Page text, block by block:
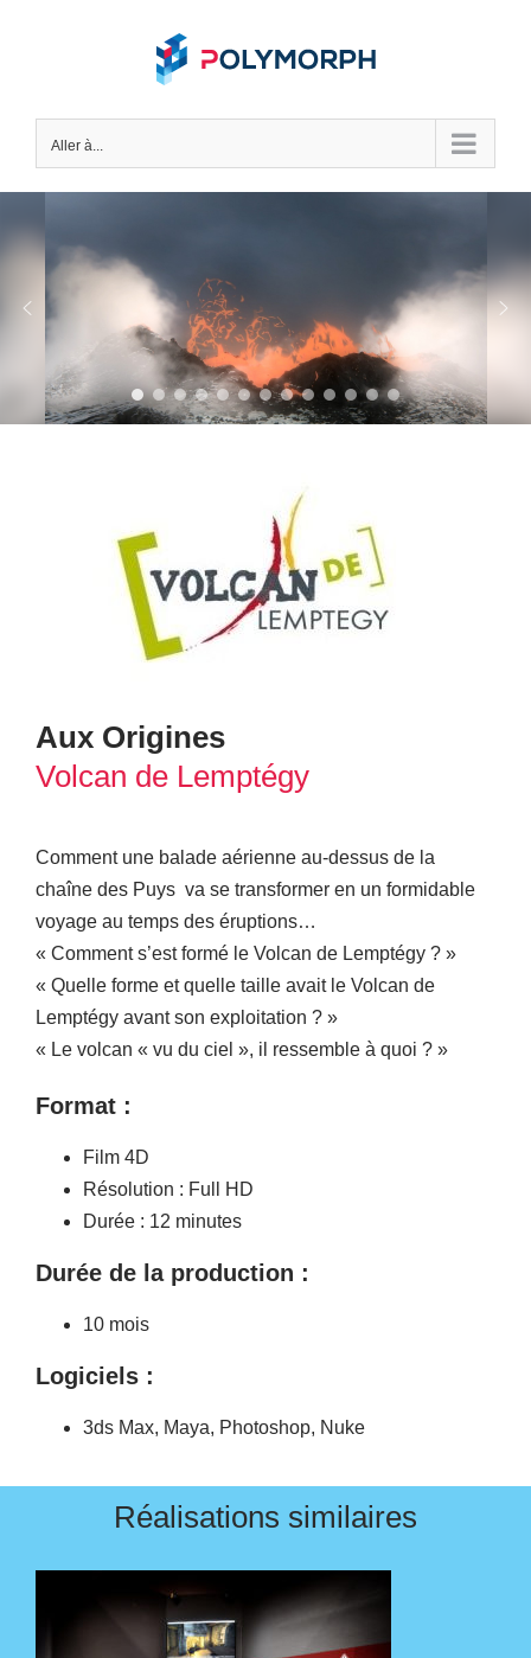
Aller à...
Aux Origines
Volcan de Lemptégy
Comment une balade aérienne au-dessus de la
chaîne des Puys va se transformer en un formidable
voyage au temps des éruptions…
« Comment s’est formé le Volcan de Lemptégy ? »
« Quelle forme et quelle taille avait le Volcan de
Lemptégy avant son exploitation ? »
« Le volcan « vu du ciel », il ressemble à quoi ? »
Format :
Film 4D
Résolution : Full HD
Durée : 12 minutes
Durée de la production :
10 mois
Logiciels :
3ds Max, Maya, Photoshop, Nuke
Réalisations similaires